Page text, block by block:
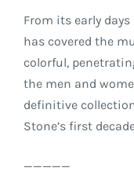
From its early
has covered the
colorful,
the men and
definitive
Stone’s first
_____